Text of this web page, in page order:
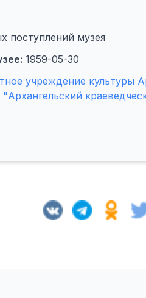
поступлений музея
1959-05-30
учреждение культуры